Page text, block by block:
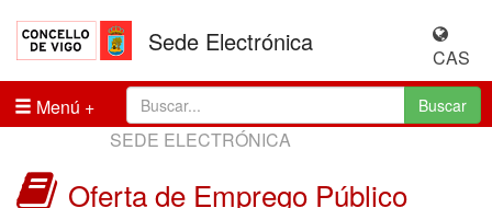
Sede Electrónica
CAS
Menú
Buscar
SEDE ELECTRÓNICA
Oferta de Emprego Público